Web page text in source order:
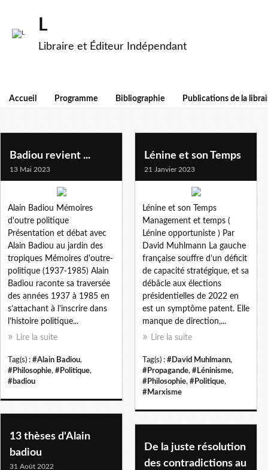
L
Libraire et Éditeur Indépendant
Accueil Programme Bibliographie Publications de la
politique
Badiou revient ...
13 Mai 2023
Alain Badiou Mémoires
d'outre politique
Présentation et débat avec
Alain Badiou au jardin des
tropiques Mémoires d'outre-
politique (1937-1985) Alain
Badiou raconte sa traversée
des années 1937 à 1985 en
s’attachant à l’inscrire dans
l’histoire politique...
Lire la suite
Tag(s) : #Alain Badiou,
#Philosophie, #Politique,
#badiou
Lénine et son Temps
21 Janvier 2023
Lénine et son Temps
Management et temps (
Lénine opportuniste ) Par
David Muhlmann La gauche
française souffre d’un déficit
de capacité stratégique, et sa
débâcle aux élections
présidentielles de 2022 en
est un symptôme patent. Elle
manque de direction,...
Lire la suite
Tag(s) : #David Muhlmann,
#Propagande, #Léninisme,
#Philosophie, #Politique,
#Marxisme
13 thèses d'Alain
badiou
31 Août 2022
De la juste résolution
des contradictions au